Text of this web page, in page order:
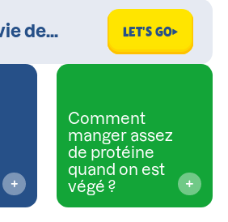
LET'S GO
Comment
manger assez
de protéine
quand on est
végé ?